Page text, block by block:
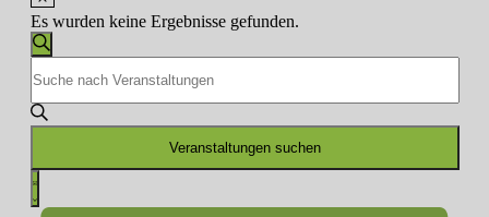
Es wurden keine Ergebnisse gefunden.
Veranstaltungen
Suche
und
Ansichten,
Navigation
Suche
Schlüsselwort
eingeben.
Suche
Schlüsselwort.
Veranstaltungen suchen
Veranstaltung
Ansichten-
Liste